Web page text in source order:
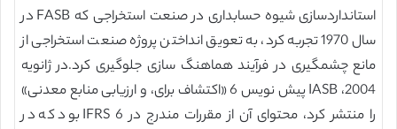
استانداردسازی شیوه حسابداری در صنعت استخراجی که FASB در
سال 1970 تجربه کرد، به تعویق انداختن پروژه صنعت استخراجی از
مانع چشمگیری در فرآیند هماهنگ سازی جلوگیری کرد.در ژانویه
2004، IASB پیش نویس 6 «اکتشاف برای، و ارزیابی منابع معدنی»
را منتشر کرد، محتوای آن از مقررات مندرج در IFRS 6 بود که در